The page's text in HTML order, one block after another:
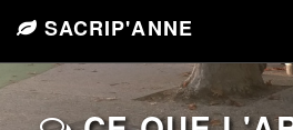
SACRIP'ANNE